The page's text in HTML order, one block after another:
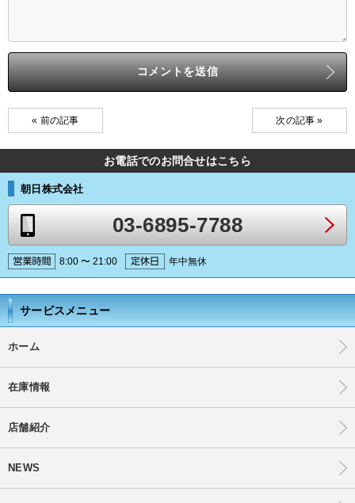
« 前の記事 次の記事 »
お電話でのお問合せはこちら
朝日株式会社
03-6895-7788
8:00 〜 21:00 年中無休
サービスメニュー
ホーム
在庫情報
店舗紹介
NEWS